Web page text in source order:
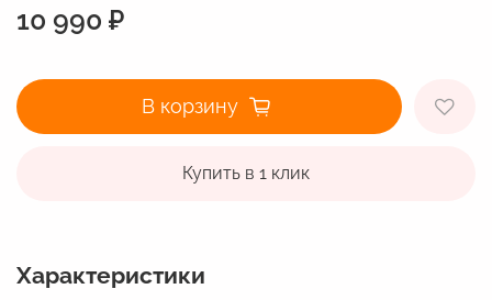
10 990 ₽
В корзину
Купить в 1 клик
Характеристики